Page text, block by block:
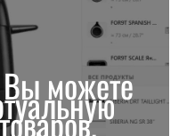
Вы можете